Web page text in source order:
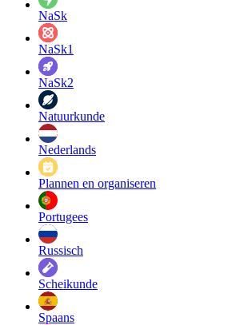
NaSk
NaSk1
NaSk2
Natuurkunde
Nederlands
Plannen en organiseren
Portugees
Russisch
Scheikunde
Spaans